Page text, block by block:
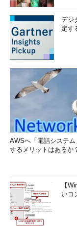
デジ
定す
AWSへ「電話システ
するメリットはあるか
【
いコ